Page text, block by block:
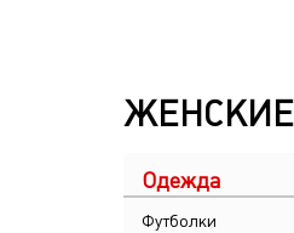
ЖЕНСКИЕ
Одежда
Футболки